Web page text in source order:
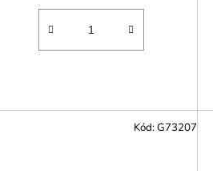
Kód:G73207